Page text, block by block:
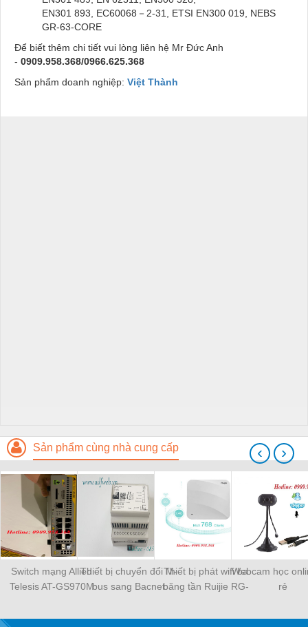
EN301 893, EC60068－2-31, ETSI EN300 019, NEBS
GR-63-CORE
Để biết thêm chi tiết vui lòng liên hệ Mr Đức Anh
- 0909.958.368/0966.625.368
Sản phẩm doanh nghiệp: Việt Thành
Sản phẩm cùng nhà cung cấp
Switch mạng Allied
Telesis AT-GS970M
Thiết bị chuyển đổi M-
bus sang Bacnet
Thiết bị phát wifi ba
băng tần Ruijie RG-
Webcam học
rẻ
‹ ›